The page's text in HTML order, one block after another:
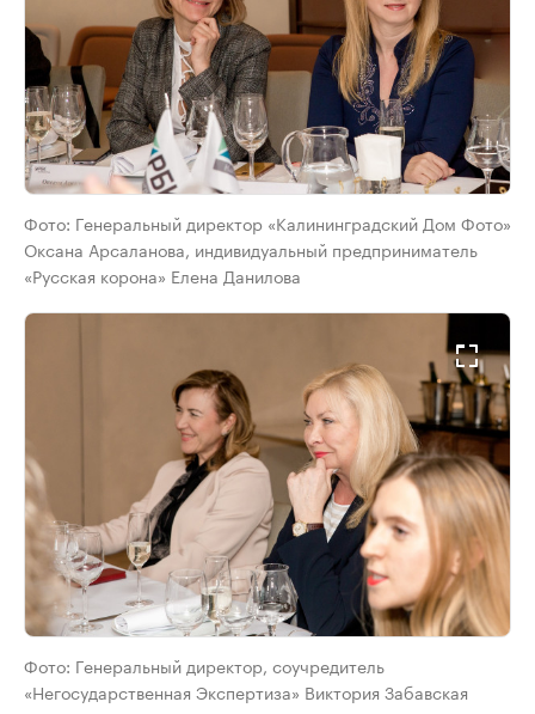
Фото: Генеральный директор «Калининградский Дом Фото»
Оксана Арсаланова, индивидуальный предприниматель
«Русская корона» Елена Данилова
Фото: Генеральный директор, соучредитель
«Негосударственная Экспертиза» Виктория Забавская